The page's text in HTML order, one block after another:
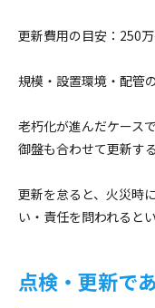
更新費用の目安：250
規模・設置環境・配管
老朽化が進んだケース
御盤も合わせて更新す
更新を怠ると、火災時
い・責任を問われると
点検・更新で